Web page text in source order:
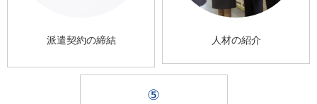
派遣契約の締結 人材の紹介
⑤